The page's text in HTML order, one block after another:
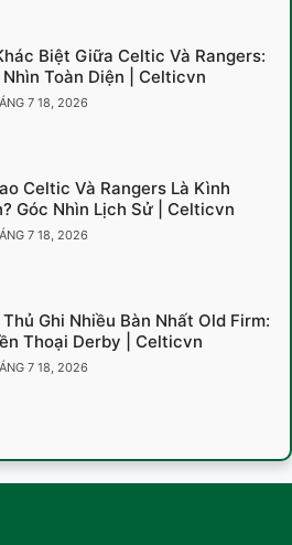
Biệt Giữa Celtic Và Rangers:
Nhìn Toàn Diện | Celticvn
7 18, 2026
Celtic Và Rangers Là Kình
Góc Nhìn Lịch Sử | Celticvn
7 18, 2026
Ghi Nhiều Bàn Nhất Old Firm:
Thoại Derby | Celticvn
7 18, 2026